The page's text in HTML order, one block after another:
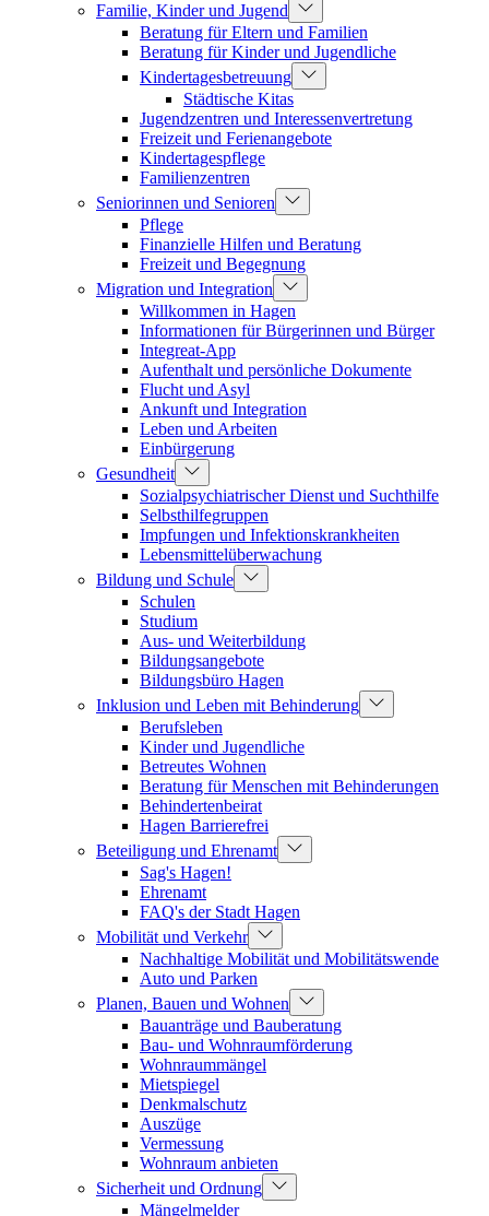
Familie, Kinder und Jugend
Beratung für Eltern und Familien
Beratung für Kinder und Jugendliche
Kindertagesbetreuung
Städtische Kitas
Jugendzentren und Interessenvertretung
Freizeit und Ferienangebote
Kindertagespflege
Familienzentren
Seniorinnen und Senioren
Pflege
Finanzielle Hilfen und Beratung
Freizeit und Begegnung
Migration und Integration
Willkommen in Hagen
Informationen für Bürgerinnen und Bürger
Integreat-App
Aufenthalt und persönliche Dokumente
Flucht und Asyl
Ankunft und Integration
Leben und Arbeiten
Einbürgerung
Gesundheit
Sozialpsychiatrischer Dienst und Suchthilfe
Selbsthilfegruppen
Impfungen und Infektionskrankheiten
Lebensmittelüberwachung
Bildung und Schule
Schulen
Studium
Aus- und Weiterbildung
Bildungsangebote
Bildungsbüro Hagen
Inklusion und Leben mit Behinderung
Berufsleben
Kinder und Jugendliche
Betreutes Wohnen
Beratung für Menschen mit Behinderungen
Behindertenbeirat
Hagen Barrierefrei
Beteiligung und Ehrenamt
Sag's Hagen!
Ehrenamt
FAQ's der Stadt Hagen
Mobilität und Verkehr
Nachhaltige Mobilität und Mobilitätswende
Auto und Parken
Planen, Bauen und Wohnen
Bauanträge und Bauberatung
Bau- und Wohnraumförderung
Wohnraummängel
Mietspiegel
Denkmalschutz
Auszüge
Vermessung
Wohnraum anbieten
Sicherheit und Ordnung
Mängelmelder